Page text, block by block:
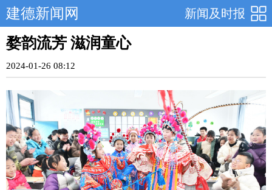
新闻及时报
建德新闻网
婺韵流芳 滋润童心
2024-01-26 08:12